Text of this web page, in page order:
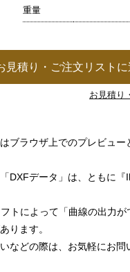
重量
見積り・ご注文リストに
お見積り
はブラウザ上でのプレビュ
「DXFデータ」は、ともに
トによって「曲線の出力
ります。
などの際は、お気軽にお問